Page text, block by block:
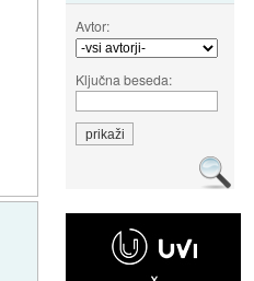
Avtor:
Ključna beseda: